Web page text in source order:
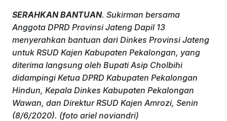
c
e
b
o
o
k
k
e
dI
n
at
s
A
p
p
e
gr
a
m
ai
l
ar
e
SERAHKAN BANTUAN. Sukirman bersama
Anggota DPRD Provinsi Jateng Dapil 13
menyerahkan bantuan dari Dinkes Provinsi Jateng
untuk RSUD Kajen Kabupaten Pekalongan, yang
diterima langsung oleh Bupati Asip Cholbihi
didampingi Ketua DPRD Kabupaten Pekalongan
Hindun, Kepala Dinkes Kabupaten Pekalongan
Wawan, dan Direktur RSUD Kajen Amrozi, Senin
(8/6/2020). (foto ariel noviandri)